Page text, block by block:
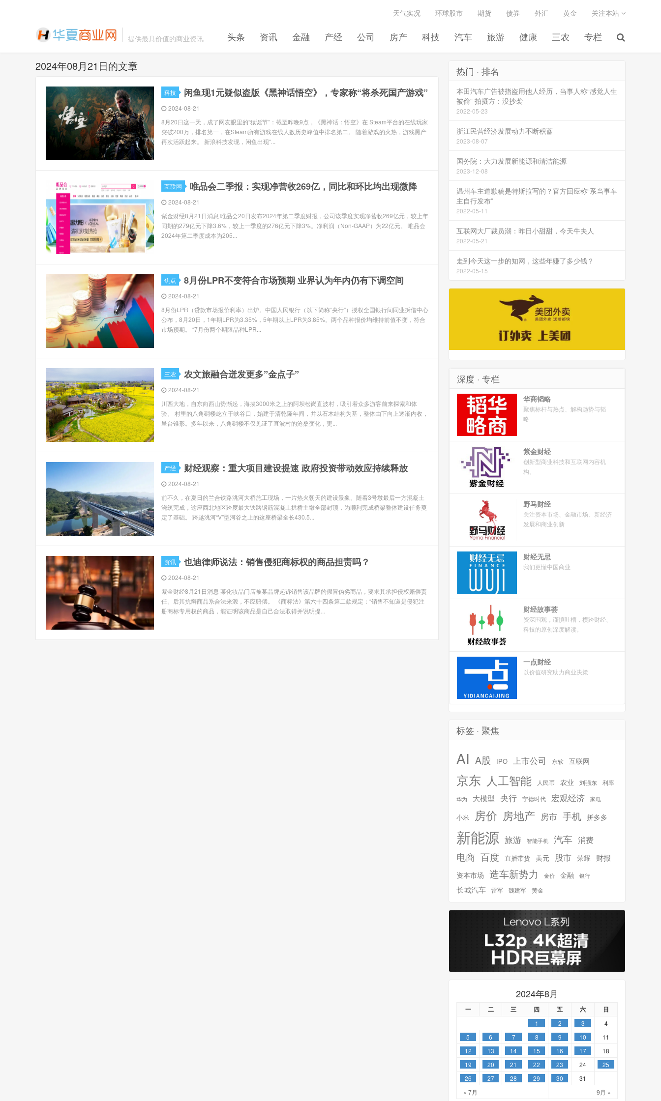
提供最具价值的商业资讯 头条 资讯 金融 产经 公司 房产 科技 汽车 旅游 健康 三农 专栏
天气实况 环球股市 期货 债券 外汇 黄金 关注本站
2024年08月21日的文章
科技 闲鱼现1元疑似盗版《黑神话悟空》，专家称“将杀死国产游戏”
2024-08-21
8月20日这一天，成了网友眼里的“猿诞节”：截至昨晚9点，《黑神话：悟空》在 Steam平台的在线玩家
突破200万，排名第一，在Steam所有游戏在线人数历史峰值中排名第二。 随着游戏的火热，游戏黑产
再次活跃起来。 新浪科技发现，闲鱼出现“...
互联网 唯品会二季报：实现净营收269亿，同比和环比均出现微降
2024-08-21
紫金财经8月21日消息 唯品会20日发布2024年第二季度财报，公司该季度实现净营收269亿元，较上年
同期的279亿元下降3.6%，较上一季度的276亿元下降3%。净利润（Non-GAAP）为22亿元。 唯品会
2024年第二季度成本为205...
焦点 8月份LPR不变符合市场预期 业界认为年内仍有下调空间
2024-08-21
8月份LPR（贷款市场报价利率）出炉。中国人民银行（以下简称“央行”）授权全国银行间同业拆借中心
公布，8月20日，1年期LPR为3.35%，5年期以上LPR为3.85%。两个品种报价均维持前值不变，符合
市场预期。 “7月份两个期限品种LPR...
三农 农文旅融合迸发更多”金点子”
2024-08-21
川西大地，自东向西山势渐起，海拔3000米之上的阿坝松岗直波村，吸引着众多游客前来探索和体
验。 村里的八角碉楼屹立于峡谷口，始建于清乾隆年间，并以石木结构为基，整体由下向上逐渐内收，
呈台锥形。多年以来，八角碉楼不仅见证了直波村的沧桑变化，更...
产经 财经观察：重大项目建设提速 政府投资带动效应持续释放
2024-08-21
前不久，在夏日的兰合铁路洮河大桥施工现场，一片热火朝天的建设景象。随着3号墩最后一方混凝土
浇筑完成，这座西北地区跨度最大铁路钢筋混凝土拱桥主墩全部封顶，为顺利完成桥梁整体建设任务奠
定了基础。 跨越洮河“V”型河谷之上的这座桥梁全长430.5...
资讯 也迪律师说法：销售侵犯商标权的商品担责吗？
2024-08-21
紫金财经8月21日消息 某化妆品门店被某品牌起诉销售该品牌的假冒伪劣商品，要求其承担侵权赔偿责
任。后其抗辩商品系合法来源，不应赔偿。 《商标法》第六十四条第二款规定：“销售不知道是侵犯注
册商标专用权的商品，能证明该商品是自己合法取得并说明提...
热门 · 排名
本田汽车广告被指盗用他人经历，当事人称“感觉人生
被偷” 拍摄方：没抄袭
2022-05-23
浙江民营经济发展动力不断积蓄
2023-08-07
国务院：大力发展新能源和清洁能源
2023-12-08
温州车主道歉稿是特斯拉写的？官方回应称“系当事车
主自行发布”
2022-05-11
互联网大厂裁员潮：昨日小甜甜，今天牛夫人
2022-05-21
走到今天这一步的知网，这些年赚了多少钱？
2022-05-15
深度 · 专栏
华商韬略
聚焦标杆与热点、解构趋势与韬
略
紫金财经
创新型商业科技和互联网内容机
构。
野马财经
关注资本市场、金融市场、新经济
发展和商业创新
财经无忌
我们更懂中国商业
财经故事荟
资深围观，谨慎吐槽，横跨财经、
科技的原创深度解读。
一点财经
以价值研究助力商业决策
标签 · 聚焦
AI A股 IPO 上市公司 东软 互联网
京东 人工智能 人民币 农业 刘强东 利率
华为 大模型 央行 宁德时代 宏观经济 家电
小米 房价 房地产 房市 手机 拼多多
新能源 旅游 智能手机 汽车 消费
电商 百度 直播带货 美元 股市 荣耀 财报
资本市场 造车新势力 金价 金融 银行
长城汽车 雷军 魏建军 黄金
2024年8月
一 二 三 四 五 六 日
« 7月 9月 »
1 2 3
4
5
6 7 8 9 10
11
12
13 14 15 16 17
18
19
20 21 22 23 24
25
26
27 28 29 30 31